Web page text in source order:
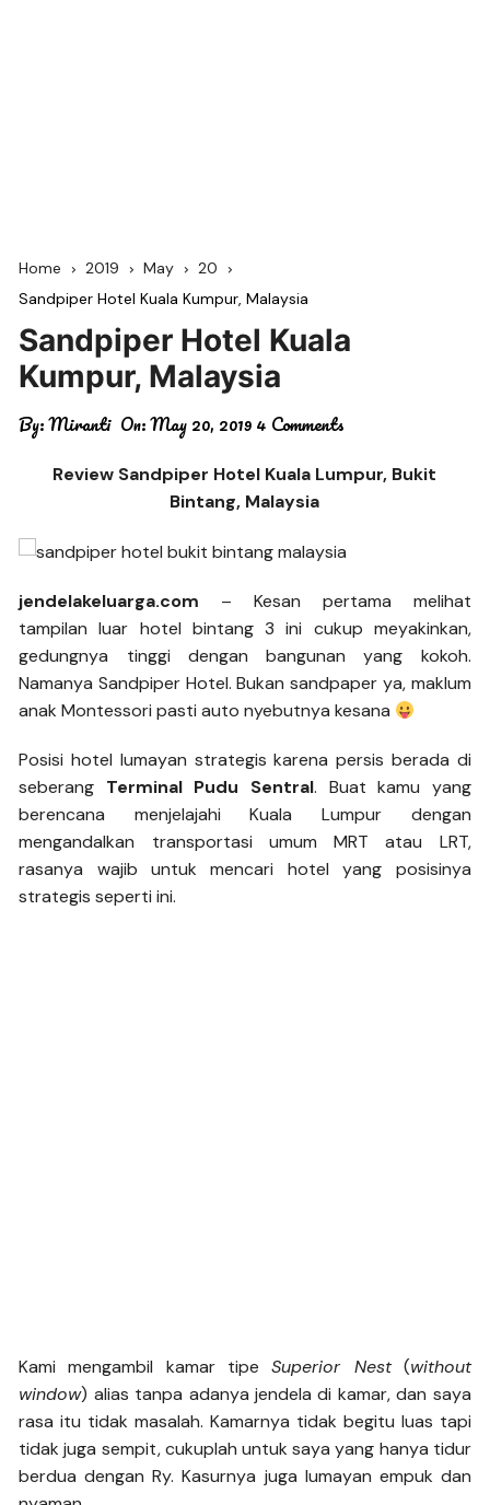
Home 2019 May
20
Sandpiper Hotel Kuala Kumpur, Malaysia
Sandpiper Hotel Kuala
Kumpur, Malaysia
By:Miranti On:May 20, 20194 Comments
Review Sandpiper Hotel Kuala Lumpur, Bukit
Bintang, Malaysia
jendelakeluarga.com – Kesan pertama melihat
tampilan luar hotel bintang 3 ini cukup meyakinkan,
gedungnya tinggi dengan bangunan yang kokoh.
Namanya Sandpiper Hotel. Bukan sandpaper ya, maklum
anak Montessori pasti auto nyebutnya kesana
Posisi hotel lumayan strategis karena persis berada di
seberang Terminal Pudu Sentral. Buat kamu yang
berencana menjelajahi Kuala Lumpur dengan
mengandalkan transportasi umum MRT atau LRT,
rasanya wajib untuk mencari hotel yang posisinya
strategis seperti ini.
Kami mengambil kamar tipeSuperior Nest(without
window) alias tanpa adanya jendela di kamar, dan saya
rasa itu tidak masalah. Kamarnya tidak begitu luas tapi
tidak juga sempit, cukuplah untuk saya yang hanya tidur
berdua dengan Ry. Kasurnya juga lumayan empuk dan